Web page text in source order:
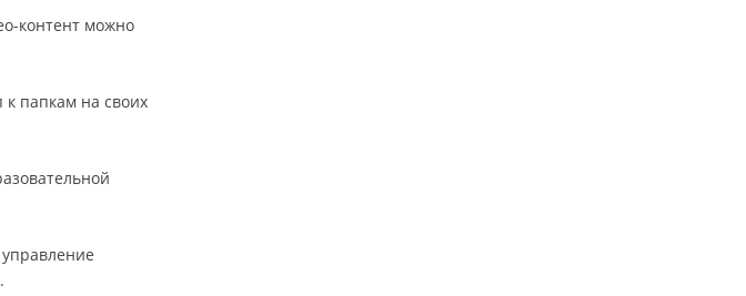
контент можно
к папкам на своих